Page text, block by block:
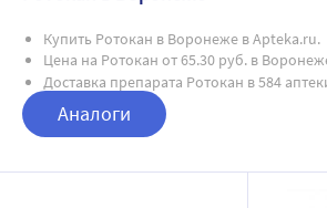
Купить Ротокан в Воронеже в Apteka.ru.
Цена на Ротокан от 65.30 руб. в
Доставка препарата Ротокан в 584
Аналоги